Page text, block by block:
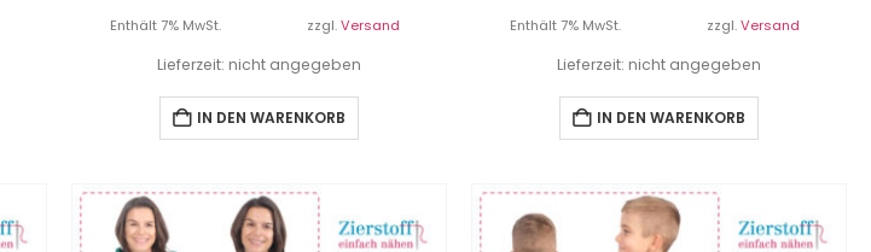
Enthält 7% MwSt. zzgl.Versand
Lieferzeit: nicht angegeben
IN DEN WARENKORB
Enthält 7% MwSt. zzgl.Versand
Lieferzeit: nicht angegeben
IN DEN WARENKORB